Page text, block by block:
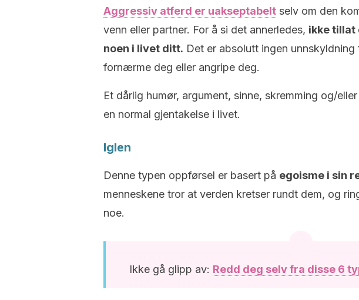
Aggressiv atferd er uakseptabelt selv om den
venn eller partner. For å si det annerledes, ikke tillat
noen i livet ditt. Det er absolutt ingen
fornærme deg eller angripe deg.
Et dårlig humør, argument, sinne, skremming og/
en normal gjentakelse i livet.
Iglen
Denne typen oppførsel er basert på egoisme i sin
menneskene tror at verden kretser rundt dem, og
noe.
Ikke gå glipp av: Redd deg selv fra disse 6